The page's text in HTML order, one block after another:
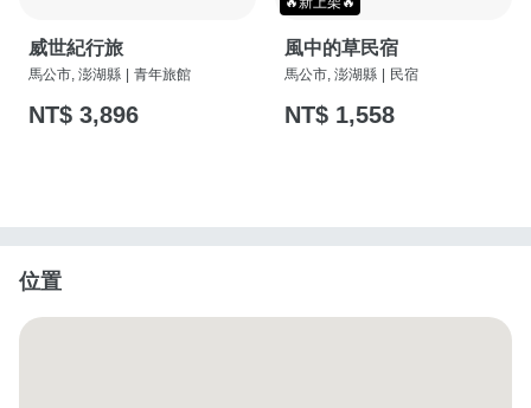
威世紀行旅
馬公市, 澎湖縣 | 青年旅館
NT$ 3,896
風中的草民宿
馬公市, 澎湖縣 | 民宿
NT$ 1,558
位置